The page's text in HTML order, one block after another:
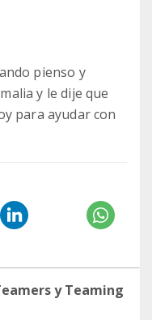
pienso y
y le dije que
para ayudar con
y Teaming